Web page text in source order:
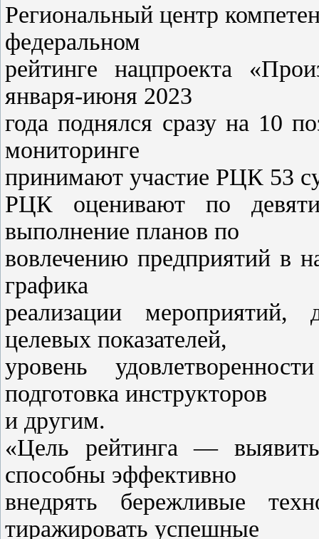
Региональный центр
федеральном
рейтинге нацпроекта
января-июня 2023
года поднялся сразу на 10
мониторинге
принимают участие РЦК 53
РЦК оценивают по
выполнение планов по
вовлечению предприятий в
графика
реализации мероприятий,
целевых показателей,
уровень
подготовка инструкторов
и другим.
«Цель рейтинга —
способны эффективно
внедрять бережливые
тиражировать успешные